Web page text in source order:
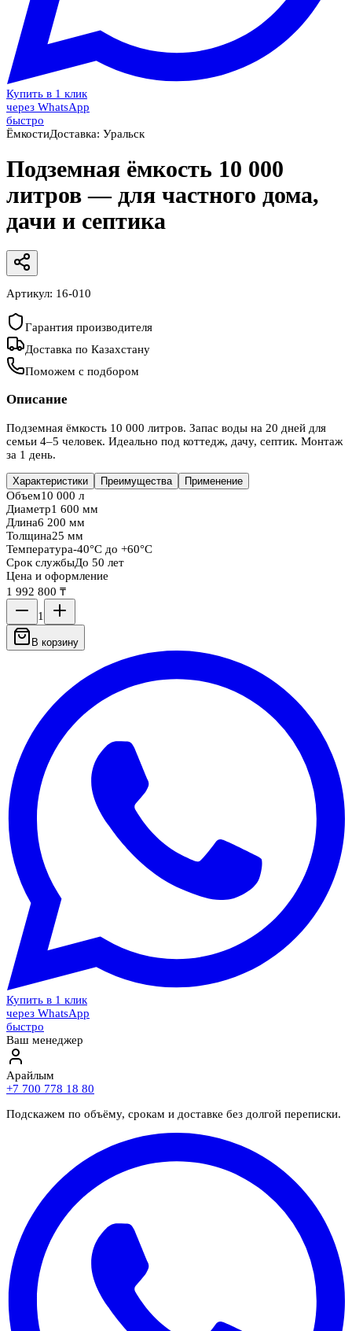
Купить в 1 клик
через WhatsApp
быстро
ЁмкостиДоставка: Уральск
Подземная ёмкость 10 000
литров — для частного дома,
дачи и септика
Артикул: 16-010
Гарантия производителя
Доставка по Казахстану
Поможем с подбором
Описание
Подземная ёмкость 10 000 литров. Запас воды на 20 дней для
семьи 4–5 человек. Идеально под коттедж, дачу, септик. Монтаж
за 1 день.
Характеристики Преимущества Применение
Объем10 000 л
Диаметр1 600 мм
Длина6 200 мм
Толщина25 мм
Температура-40°C до +60°C
Срок службыДо 50 лет
Цена и оформление
1 992 800 ₸
1
В корзину
Купить в 1 клик
через WhatsApp
быстро
Ваш менеджер
Арайлым
+7 700 778 18 80
Подскажем по объёму, срокам и доставке без долгой переписки.